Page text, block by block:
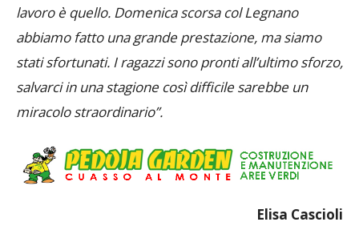
lavoro è quello. Domenica scorsa col Legnano
abbiamo fatto una grande prestazione, ma siamo
stati sfortunati. I ragazzi sono pronti all’ultimo sforzo,
salvarci in una stagione così difficile sarebbe un
miracolo straordinario”.
Elisa Cascioli